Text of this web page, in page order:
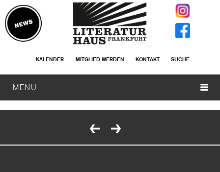
KALENDER MITGLIED WERDEN KONTAKT SUCHE
MENU